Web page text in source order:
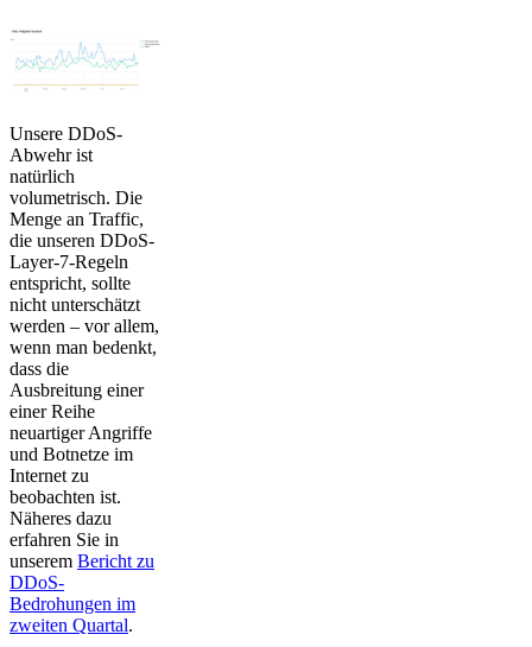
Unsere DDoS-
Abwehr ist
natürlich
volumetrisch. Die
Menge an Traffic,
die unseren DDoS-
Layer-7-Regeln
entspricht, sollte
nicht unterschätzt
werden – vor allem,
wenn man bedenkt,
dass die
Ausbreitung einer
einer Reihe
neuartiger Angriffe
und Botnetze im
Internet zu
beobachten ist.
Näheres dazu
erfahren Sie in
unserem Bericht zu
DDoS-
Bedrohungen im
zweiten Quartal.